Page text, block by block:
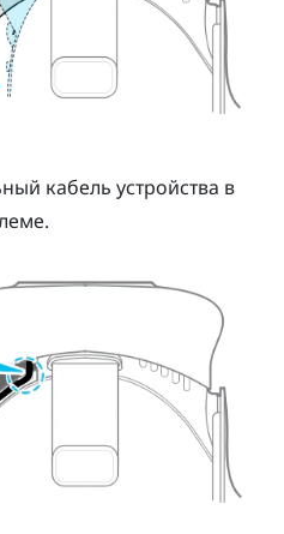
кабель устройства в